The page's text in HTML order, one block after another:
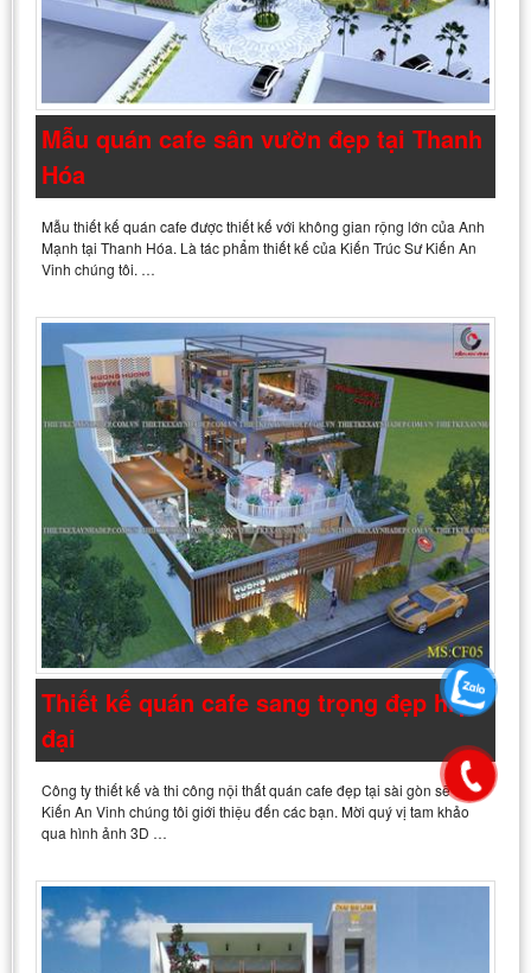
Mẫu quán cafe sân vườn đẹp tại Thanh
Hóa
Mẫu thiết kế quán cafe được thiết kế với không gian rộng lớn của Anh
Mạnh tại Thanh Hóa. Là tác phẩm thiết kế của Kiến Trúc Sư Kiến An
Vinh chúng tôi. …
Thiết kế quán cafe sang trọng đẹp hiện
đại
Công ty thiết kế và thi công nội thất quán cafe đẹp tại sài gòn sẽ được
Kiến An Vinh chúng tôi giới thiệu đến các bạn. Mời quý vị tam khảo
qua hình ảnh 3D …